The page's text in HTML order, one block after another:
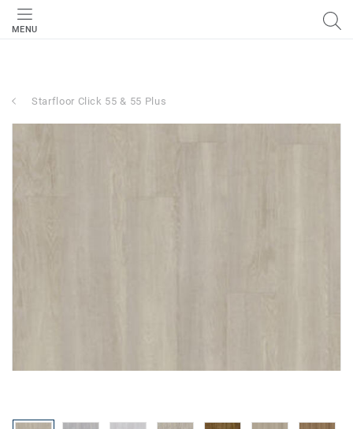
MENU
Starfloor Click 55 & 55 Plus